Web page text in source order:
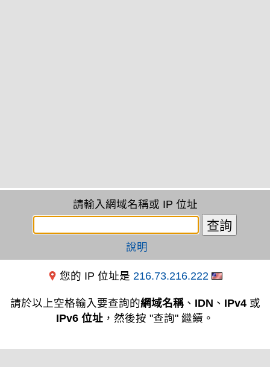
請輸入網域名稱或 IP 位址
說明
您的 IP 位址是 216.73.216.222
請於以上空格輸入要查詢的網域名稱、 IDN 、 IPv4或
IPv6 位址 ，然後按 "查詢" 繼續。